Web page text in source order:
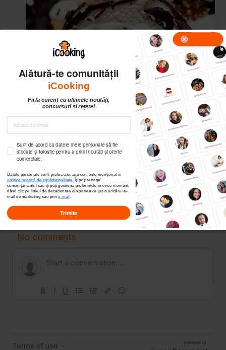
Alătură-te comunității
iCooking
Fii la curent cu ultimele noutăți,
concursuri și rețete!
Sunt de acord ca datele mele personale să fie
stocate și folosite pentru a primi noutăți și oferte
comerciale.
Datele personale vor fi prelucrate, așa cum este menționat în
politica noastră de confidențialitate . Îți poți retrage
consimțământul sau îți poți gestiona preferințele în orice moment,
dând clic pe linkul de dezabonare din partea de jos a oricărui e-
mail de marketing sau prine-mail.
Trimite